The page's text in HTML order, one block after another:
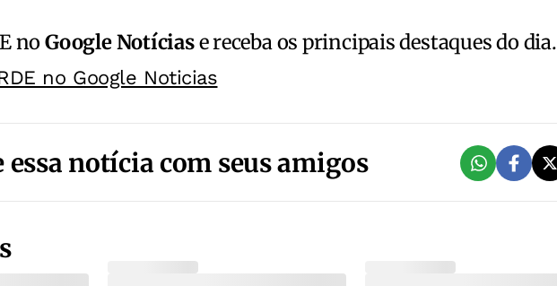
noGoogle Notíciase receba os principais destaques do dia.
no Google Noticias
notícia com seus amigos